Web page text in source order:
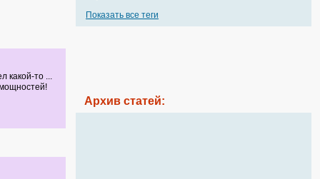
какой-то ...
Показать все теги
Архив статей: